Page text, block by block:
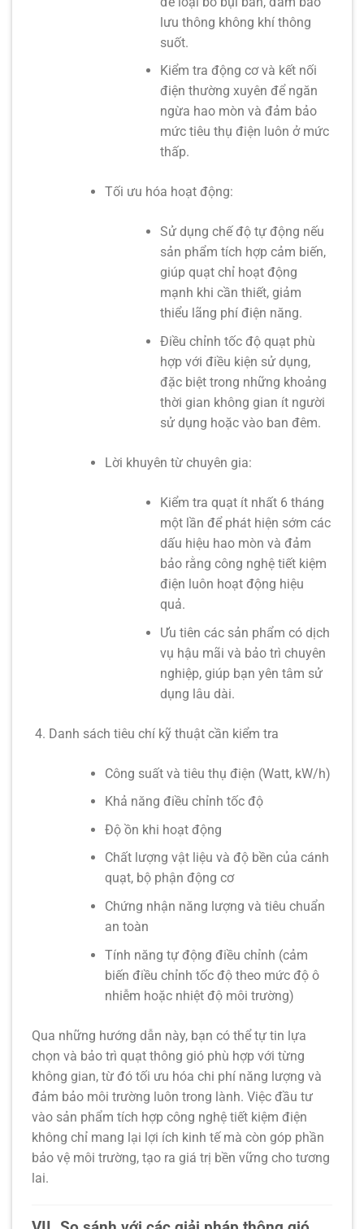
lưu thông không khí thông
suốt.
Kiểm tra động cơ và kết nối
điện thường xuyên để ngăn
ngừa hao mòn và đảm bảo
mức tiêu thụ điện luôn ở mức
thấp.
Tối ưu hóa hoạt động:
Sử dụng chế độ tự động nếu
sản phẩm tích hợp cảm biến,
giúp quạt chỉ hoạt động
mạnh khi cần thiết, giảm
thiểu lãng phí điện năng.
Điều chỉnh tốc độ quạt phù
hợp với điều kiện sử dụng,
đặc biệt trong những khoảng
thời gian không gian ít người
sử dụng hoặc vào ban đêm.
Lời khuyên từ chuyên gia:
Kiểm tra quạt ít nhất 6 tháng
một lần để phát hiện sớm các
dấu hiệu hao mòn và đảm
bảo rằngcông nghệ tiết kiệm
điện luôn hoạt động hiệu
quả.
Ưu tiên các sản phẩm có dịch
vụ hậu mãi và bảo trì chuyên
nghiệp, giúp bạn yên tâm sử
dụng lâu dài.
Danh sách tiêu chí kỹ thuật cần kiểm tra
Công suất và tiêu thụ điện (Watt, kW/h)
Khả năng điều chỉnh tốc độ
Độ ồn khi hoạt động
Chất lượng vật liệu và độ bền của cánh
quạt, bộ phận động cơ
Chứng nhận năng lượng và tiêu chuẩn
an toàn
Tính năng tự động điều chỉnh (cảm
biến điều chỉnh tốc độ theo mức độ ô
nhiễm hoặc nhiệt độ môi trường)
Qua những hướng dẫn này, bạn có thể tự tin lựa
chọn và bảo trì quạt thông gió phù hợp với từng
không gian, từ đó tối ưu hóa chi phí năng lượng và
đảm bảo môi trường luôn trong lành. Việc đầu tư
vào sản phẩm tích hợp công nghệ tiết kiệm điện
không chỉ mang lại lợi ích kinh tế mà còn góp phần
bảo vệ môi trường, tạo ra giá trị bền vững cho tương
lai.